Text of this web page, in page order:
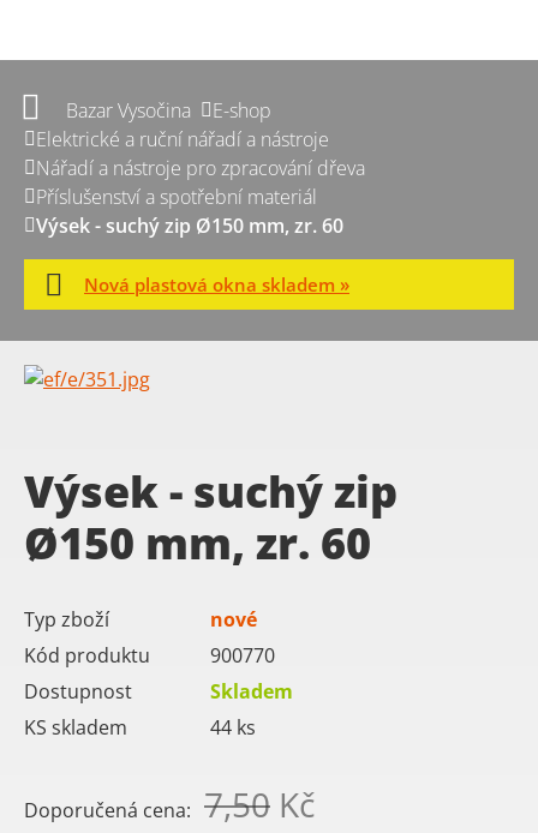
Bazar Vysočina
E-shop
Elektrické a ruční nářadí a nástroje
Nářadí a nástroje pro zpracování dřeva
Příslušenství a spotřební materiál
Výsek - suchý zip Ø150 mm, zr. 60
Nová plastová okna skladem »
Výsek - suchý zip
Ø150 mm, zr. 60
Typ zboží
nové
Kód produktu
900770
Dostupnost
Skladem
KS skladem
44 ks
Doporučená cena: 7,50 Kč